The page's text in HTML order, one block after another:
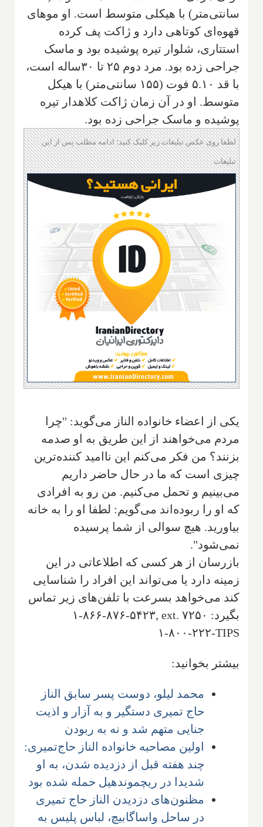
سانتی‌متر) با هیکلی متوسط است. او موهای
قهوه‌ای کوتاهی دارد و ژاکت پف کرده
استتاری، شلوار تیره پوشیده بود و ماسک
جراحی زده بود. مرد دوم ۲۵ تا ۳۰ساله است،
با قد ۵.۱۰ فوت (۱۵۵ سانتی‌متر) با هیکل
متوسط. او در آن زمان ژاکت کلاهدار تیره
پوشیده و ماسک جراحی زده بود.
لطفا روی عکس تبلیغات زیر کلیک کنید؛ ادامه مطلب پس از این
تبلیغات
یکی از اعضاء خانواده الناز می‌گوید: "چرا
مردم می‌خواهند از این طریق به او صدمه
بزنند؟ من فکر می‌کنم این ناامید کننده‌ترین
چیزی است که ما در حال حاضر داریم
می‌بینیم و تحمل می‌کنیم. من رو به افرادی
که او را ربوده‌اند می‌گویم: لطفا او را به خانه
بیاورید. هیچ سوالی از شما پرسیده
نمی‌شود".
بازرسان از هر کسی که اطلاعاتی در این
زمینه دارد یا می‌تواند این افراد را شناسایی
کند می‌خواهد بسرعت با تلفن‌های زیر تماس
بگیرد: ۱-۸۶۶-۸۷۶-۵۴۲۳, ext. ۷۲۵۰
۱-۸۰۰-۲۲۲-TIPS
بیشتر بخوانید:
محمد لیلو، دوست پسر سابق الناز
حاج تمیری دستگیر و به آزار و اذیت
جنایی متهم شد و نه به ربودن
اولین مصاحبه خانواده الناز حاج‌تمیری:
چند هفته قبل از دزدیده شدن، به او
شدیدا در ریچموندهیل حمله شده بود
مظنون‌های دزدیدن الناز حاج تمیری
در ساحل واساگابیچ، لباس پلیس به